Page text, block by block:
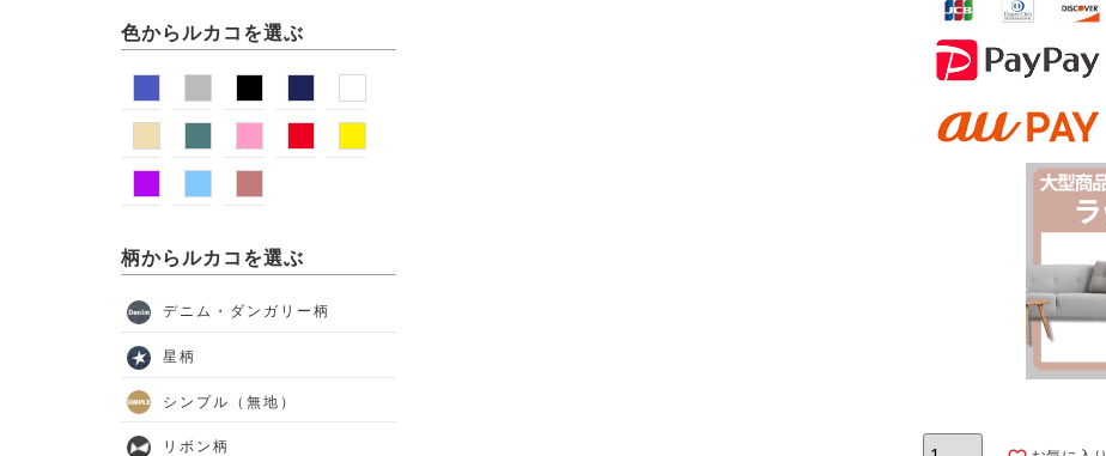
色からルカコを選ぶ
柄からルカコを選ぶ
デニム・ダンガリー柄
星柄
シンプル（無地）
リボン柄